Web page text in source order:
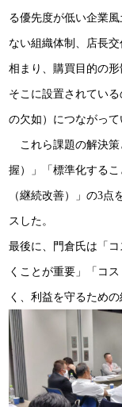
る優先度が低い企業
ない組織体制、店長
相まり、購買目的の
そこに設置されてい
の欠如）につながって
これら課題の解決策
握）」「標準化する
（継続改善）」の3
スした。
最後に、門倉氏は「
くことが重要」「コ
く、利益を守るため